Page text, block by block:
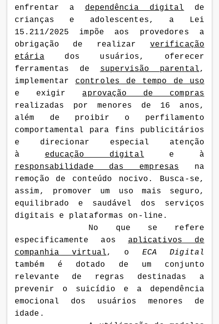
enfrentar a dependência digital de
crianças e adolescentes, a Lei
15.211/2025 impõe aos provedores a
obrigação de realizar verificação
etária dos usuários, oferecer
ferramentas de supervisão parental,
implementar controles de tempo de uso
e exigir aprovação de compras
realizadas por menores de 16 anos,
além de proibir o perfilamento
comportamental para fins publicitários
e direcionar especial atenção
à educação digital e à
responsabilidade das empresas na
remoção de conteúdo nocivo. Busca-se,
assim, promover um uso mais seguro,
equilibrado e saudável dos serviços
digitais e plataformas on-line.
No que se refere
especificamente aos aplicativos de
companhia virtual, o ECA Digital
também é dotado de um conjunto
relevante de regras destinadas a
prevenir o suicídio e a dependência
emocional dos usuários menores de
idade.